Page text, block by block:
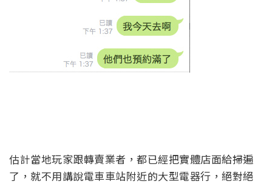
估計當地玩家跟轉賣業者，都已經把實體店面給掃遍
了，就不用講說電車車站附近的大型電器行，絕對絕